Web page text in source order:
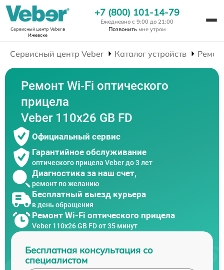
Сервисный центр Veberв
Ижевске
+7 (800) 101-14-79
Ежедневно с 9:00 до 21:00
Позвонить мне утром
Сервисный центр Veber Каталог устройств
Ремонт Wi-Fi оптического
прицела
Veber 110х26 GB FD
Официальный сервис
Гарантийное обслуживание
оптического прицела Veber до 3 лет
Диагностика за наш счет,
ремонт по желанию
Бесплатный выезд курьера
в день обращения
Ремонт Wi-Fi оптического прицела
Veber 110х26 GB FD от 35 минут
Бесплатная консультация со
специалистом